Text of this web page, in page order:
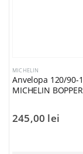
MICHELIN
Anvelopa 120/90-
MICHELIN BOPPER
245,00 lei